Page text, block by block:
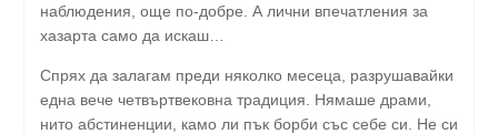
наблюдения, още по-добре. А лични впечатления за
хазарта само да искаш…
Спрях да залагам преди няколко месеца, разрушавайки
една вече четвъртвековна традиция. Нямаше драми,
нито абстиненции, камо ли пък борби със себе си. Не си